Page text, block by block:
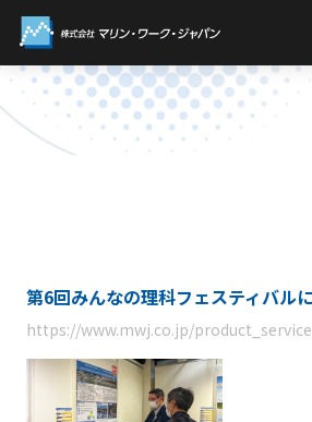
第6回みんなの理科フェスティバル
https://www.mwj.co.jp/